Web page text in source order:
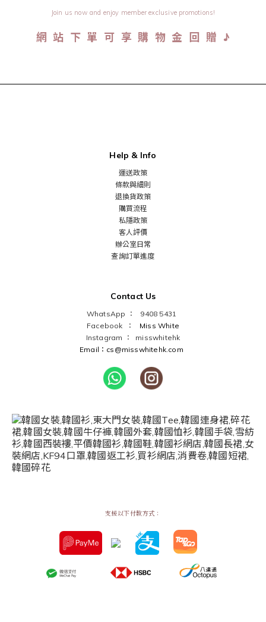
Join us now and enjoy member exclusive promotions!
網 站 下 單 可 享 購 物 金 回 贈 ♪
Help & Info
運送政策
條款與細則
退換貨政策
購買流程
私隱政策
客人評價
辦公室日常
查詢訂單進度
Contact Us
WhatsApp ： 9408 5431
Facebook ： Miss White
Instagram ： misswhitehk
Email：cs@misswhitehk.com
支援以下付款方式：